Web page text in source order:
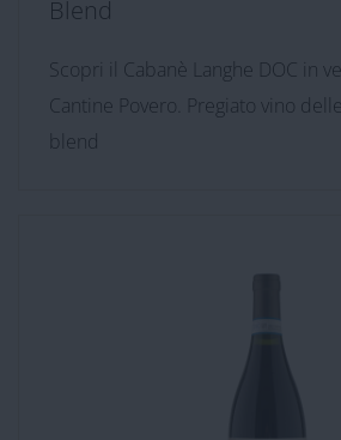
Blend
Scopri il Cabanè Langhe DOC in
Cantine Povero. Pregiato vino
blend